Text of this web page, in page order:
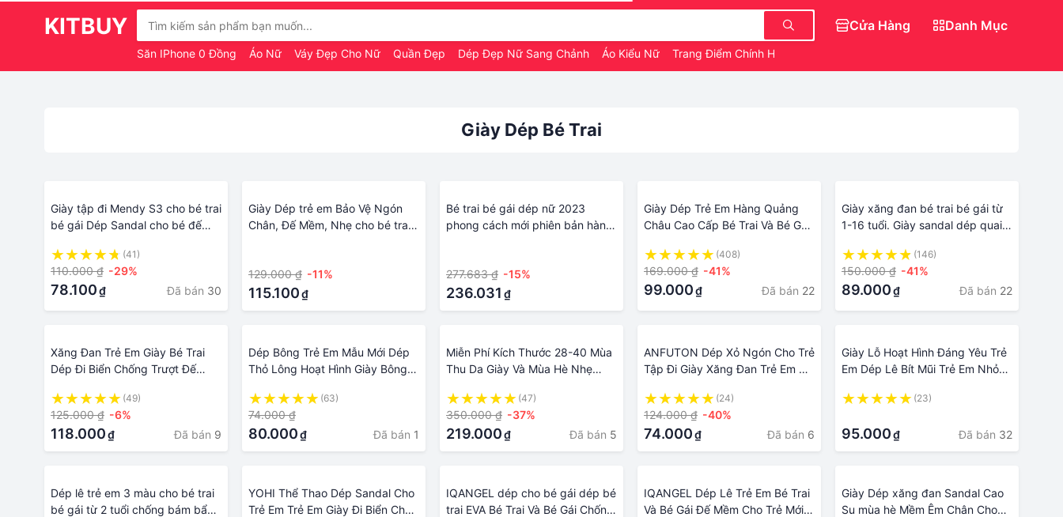
KITBUY
Săn IPhone 0 Đồng Áo Nữ Váy Đẹp Cho Nữ Quần Đẹp Dép Đẹp Nữ Sang Chảnh Áo Kiểu Nữ Trang Điểm Chính Hãng
Cửa Hàng Danh Mục
Giày Dép Bé Trai
Giày tập đi Mendy S3 cho bé trai
bé gái Dép Sandal cho bé đế
tiếng kêu tit tit(41)
110.000 ₫ -29%
78.100₫ Đã bán 30
Giày Dép trẻ em Bảo Vệ Ngón
Chân, Đế Mềm, Nhẹ cho bé trai
129.000 ₫ -11%
115.100₫
Bé trai bé gái dép nữ 2023
phong cách mới phiên bản hàn
ngoài
277.683 ₫ -15%
236.031 ₫
Giày Dép Trẻ Em Hàng Quảng
Châu Cao Cấp Bé Trai Và Bé Gái-
Cao Cấp
(408)
169.000 ₫ -41%
99.000₫ Đã bán 22
Giày xăng đan bé trai bé gái từ
1-16 tuổi. Giày sandal dép quai
Giafy bằng nhựa mềm cho bé.
My Little Boss
(146)
150.000 ₫ -41%
89.000₫ Đã bán 22
Xăng Đan Trẻ Em Giày Bé Trai
Dép Đi Biển Chống Trượt Đế
Cách Hàn Quốc Hở Ngón Chân
Giày Em Bé Mùa Hè Nam
(49)
125.000 ₫ -6%
118.000₫ Đã bán 9
Dép Bông Trẻ Em Mẫu Mới Dép
Thỏ Lông Hoạt Hình Giày Bông
Đông Cho Bé Trai Bé Gái
(63)
74.000 ₫
80.000₫ Đã bán 1
Miễn Phí Kích Thước 28-40 Mùa
Thu Da Giày Và Mùa Hè Nhẹ
Của Sneaker Giày Dép Cho Trẻ
Em INS Giày Thể Thao Trẻ Em
Giày Dép Trẻ Em Cậu Bé Giày
Cho Bé Trai Giày Thể Thao
(47)
350.000 ₫ -37%
219.000₫ Đã bán 5
ANFUTON Dép Xỏ Ngón Cho Trẻ
Tập Đi Giày Xăng Đan Trẻ Em Có
Trai Bé Gái Đi Biển Và Hồ Bơi
(24)
124.000 ₫ -40%
74.000₫ Đã bán 6
Giày Lỗ Hoạt Hình Đáng Yêu Trẻ
Em Dép Lê Bít Mũi Trẻ Em Nhỏ
Ngoài Trời Cho Bé Trai Bé Gái
(23)
95.000₫ Đã bán 32
Dép lê trẻ em 3 màu cho bé trai
bé gái từ 2 tuổi chống bám bẩn
YOHI Thể Thao Dép Sandal Cho
Trẻ Em Trẻ Em Giày Đi Biển Cho
IQANGEL dép cho bé gái dép bé
trai EVA Bé Trai Và Bé Gái Chống
IQANGEL Dép Lê Trẻ Em Bé Trai
Và Bé Gái Đế Mềm Cho Trẻ Mới
Giày Dép xăng đan Sandal Cao
Su mùa hè Mềm Êm Chân Cho